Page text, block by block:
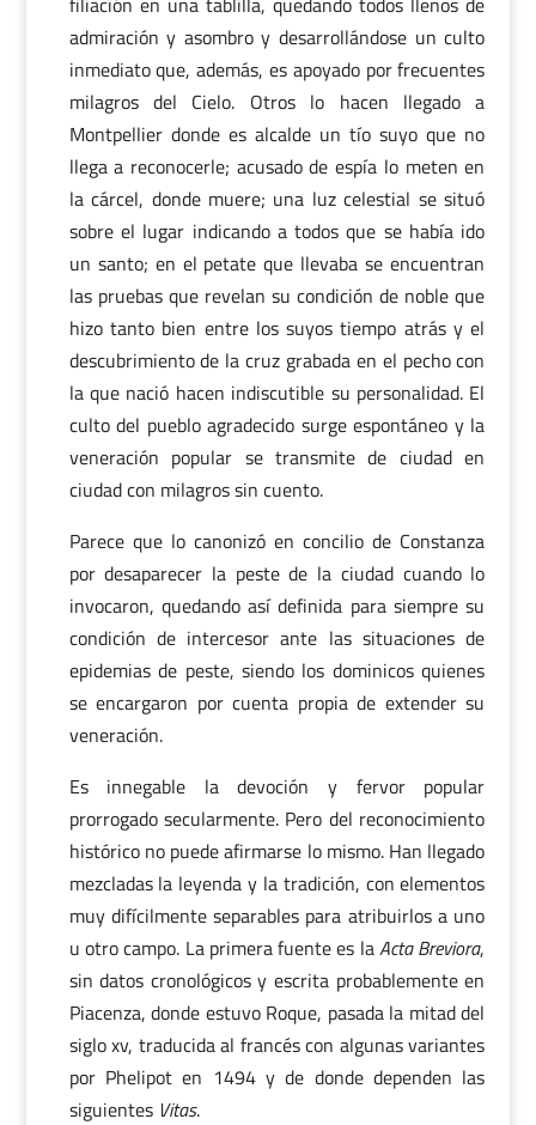
admiración y asombro y desarrollándose un culto
inmediato que, además, es apoyado por frecuentes
milagros del Cielo. Otros lo hacen llegado a
Montpellier donde es alcalde un tío suyo que no
llega a reconocerle; acusado de espía lo meten en
la cárcel, donde muere; una luz celestial se situó
sobre el lugar indicando a todos que se había ido
un santo; en el petate que llevaba se encuentran
las pruebas que revelan su condición de noble que
hizo tanto bien entre los suyos tiempo atrás y el
descubrimiento de la cruz grabada en el pecho con
la que nació hacen indiscutible su personalidad. El
culto del pueblo agradecido surge espontáneo y la
veneración popular se transmite de ciudad en
ciudad con milagros sin cuento.
Parece que lo canonizó en concilio de Constanza
por desaparecer la peste de la ciudad cuando lo
invocaron, quedando así definida para siempre su
condición de intercesor ante las situaciones de
epidemias de peste, siendo los dominicos quienes
se encargaron por cuenta propia de extender su
veneración.
Es innegable la devoción y fervor popular
prorrogado secularmente. Pero del reconocimiento
histórico no puede afirmarse lo mismo. Han llegado
mezcladas la leyenda y la tradición, con elementos
muy difícilmente separables para atribuirlos a uno
u otro campo. La primera fuente es laActa Breviora,
sin datos cronológicos y escrita probablemente en
Piacenza, donde estuvo Roque, pasada la mitad del
siglo xv, traducida al francés con algunas variantes
por Phelipot en 1494 y de donde dependen las
siguientes Vitas.